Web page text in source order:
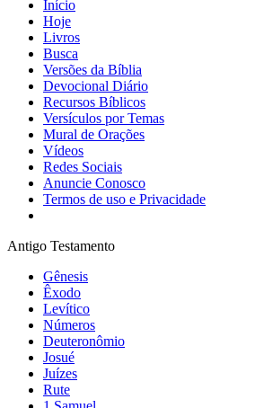
Início
Hoje
Livros
Busca
Versões da Bíblia
Devocional Diário
Recursos Bíblicos
Versículos por Temas
Mural de Orações
Vídeos
Redes Sociais
Anuncie Conosco
Termos de uso e Privacidade
Antigo Testamento
Gênesis
Êxodo
Levítico
Números
Deuteronômio
Josué
Juízes
Rute